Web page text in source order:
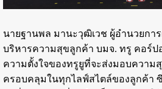
นายฐานพล มานะวุฒิเวช ผู้อำนวยกา
บริหารความสุขลูกค้า บมจ. ทรู คอร์ป
ความตั้งใจของทรูยูที่จะส่งมอบความ
ครอบคลุมในทุกไลฟ์สไตล์ของลูกค้า